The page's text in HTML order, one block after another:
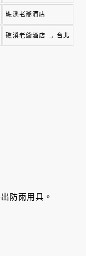
礁溪老爺酒店
礁溪老爺酒店 → 台北
防雨用具。